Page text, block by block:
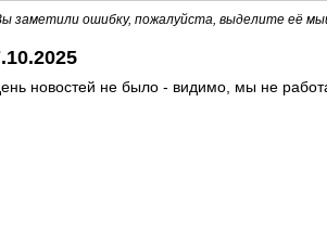
заметили ошибку, пожалуйста, выделите её
новостей не было - видимо, мы не